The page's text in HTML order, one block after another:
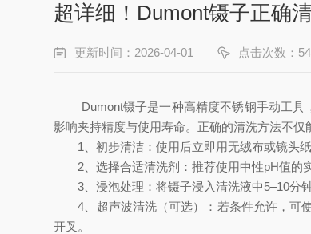
超详细！Dumont镊子正确
更新时间：2026-04-01 点击次数：
Dumont镊子是一种高精度不锈钢手动工具，
影响夹持精度与使用寿命。正确的清洗方法不
1、初步清洁：使用后立即用无绒布或镜头纸
2、选择合适清洗剂：推荐使用中性pH值的实
3、浸泡处理：将镊子浸入清洗液中5–10分钟
4、超声波清洗（可选）：若条件允许，可使
开叉。